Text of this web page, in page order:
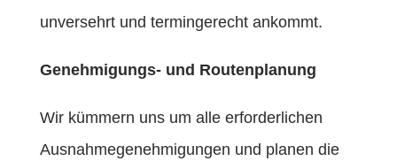
unversehrt und termingerecht ankommt.
Genehmigungs- und Routenplanung
Wir kümmern uns um alle erforderlichen
Ausnahmegenehmigungen und planen die